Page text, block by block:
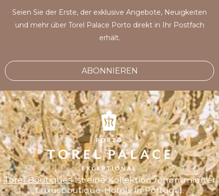
Seien Sie der Erste, der exklusive Angebote, Neuigkeiten
und mehr über Torel Palace Porto direkt in Ihr Postfach
erhält.
ABONNIEREN
Torel Boutiquesist eine Kollektion renommierter
Luxusboutique-Hotels in Portugal.